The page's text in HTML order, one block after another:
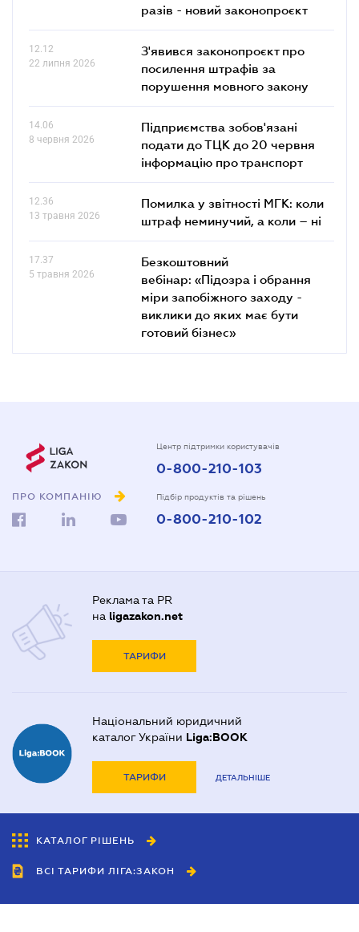
разів - новий законопроєкт
12.12
22 липня 2026
З'явився законопроєкт про
посилення штрафів за
порушення мовного закону
14.06
8 червня 2026
Підприємства зобов'язані
подати до ТЦК до 20 червня
інформацію про транспорт
12.36
13 травня 2026
Помилка у звітності МГК: коли
штраф неминучий, а коли – ні
17.37
5 травня 2026
Безкоштовний
вебінар: «Підозра і обрання
міри запобіжного заходу -
виклики до яких має бути
готовий бізнес»
ПРО КОМПАНІЮ
Центр підтримки користувачів
0-800-210-103
Підбір продуктів та рішень
0-800-210-102
Реклама та PR
на ligazakon.net
ТАРИФИ
Національний юридичний
каталог України Liga:BOOK
ТАРИФИ ДЕТАЛЬНІШЕ
КАТАЛОГ РІШЕНЬ
ВСІ ТАРИФИ ЛІГА:ЗАКОН